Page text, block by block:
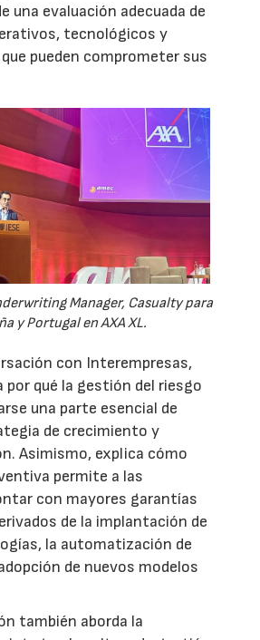
una evaluación adecuada de
tecnológicos y
pueden comprometer sus
Manager, Casualty para
y Portugal en AXA XL.
con Interempresas,
por qué la gestión del riesgo
una parte esencial de
de crecimiento y
Asimismo, explica cómo
permite a las
con mayores garantías
de la implantación de
la automatización de
de nuevos modelos
también aborda la